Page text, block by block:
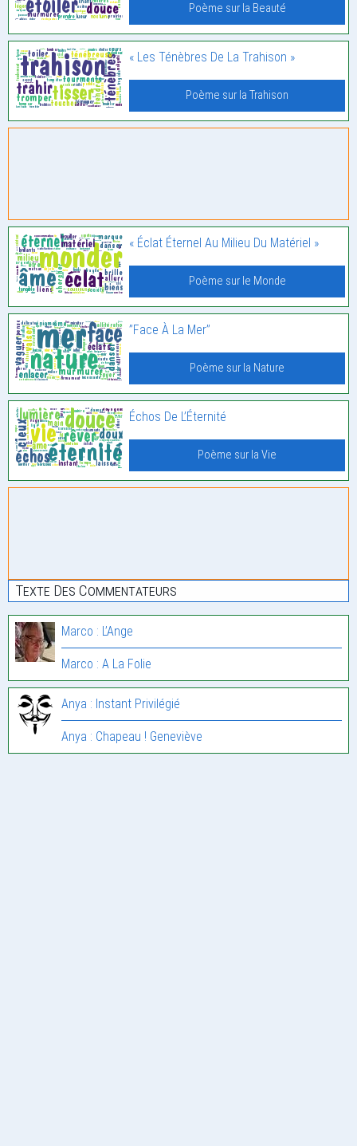
Poème sur la Beauté
« Les Ténèbres De La Trahison »
Poème sur la Trahison
« Éclat Éternel Au Milieu Du Matériel »
Poème sur le Monde
’’Face À La Mer’’
Poème sur la Nature
Échos De L’Éternité
Poème sur la Vie
Texte Des Commentateurs
Marco : L’Ange
Marco : A La Folie
Anya : Instant Privilégié
Anya : Chapeau ! Geneviève